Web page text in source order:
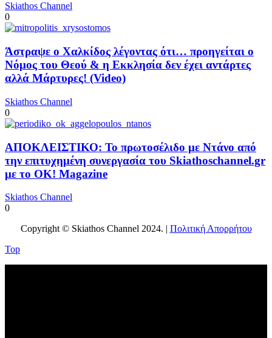
Skiathos Channel
0
Άστραψε ο Χαλκίδος λέγοντας ότι… προηγείται ο
Νόμος του Θεού & η Εκκλησία δεν έχει αντάρτες
αλλά Μάρτυρες! (Video)
Skiathos Channel
0
ΑΠΟΚΛΕΙΣΤΙΚΟ: Το πρωτοσέλιδο με Ντάνο από
την επιτυχημένη συνεργασία του Skiathoschannel.gr
με το OK! Magazine
Skiathos Channel
0
Copyright © Skiathos Channel 2024. | Πολιτική Απορρήτου
Top